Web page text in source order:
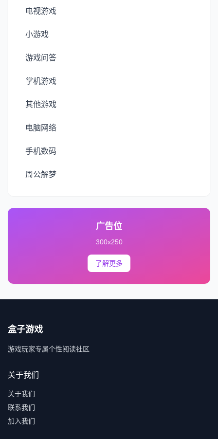
电视游戏
小游戏
游戏问答
掌机游戏
其他游戏
电脑网络
手机数码
周公解梦
广告位
300x250
了解更多
盒子游戏
游戏玩家专属个性阅读社区
关于我们
关于我们
联系我们
加入我们